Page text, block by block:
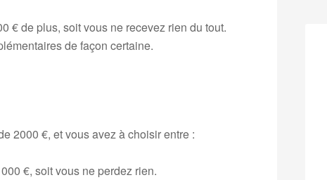
€ de plus, soit vous ne recevez rien du tout.
de façon certaine.
2000 €, et vous avez à choisir entre :
€, soit vous ne perdez rien.